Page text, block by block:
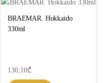
BRAEMAR. Hokkaido
330ml
130,10₾